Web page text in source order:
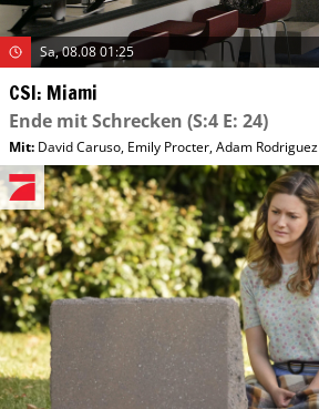
Sa, 08.08 01:25
CSI: Miami
Ende mit Schrecken (S:4 E: 24)
Mit: David Caruso, Emily Procter,Adam Rodriguez